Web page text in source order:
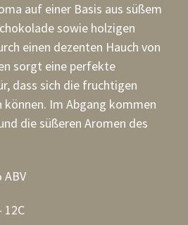
auf einer Basis aus süßem
sowie holzigen
einen dezenten Hauch von
sorgt eine perfekte
dass sich die fruchtigen
Im Abgang kommen
die süßeren Aromen des
ABV
12C